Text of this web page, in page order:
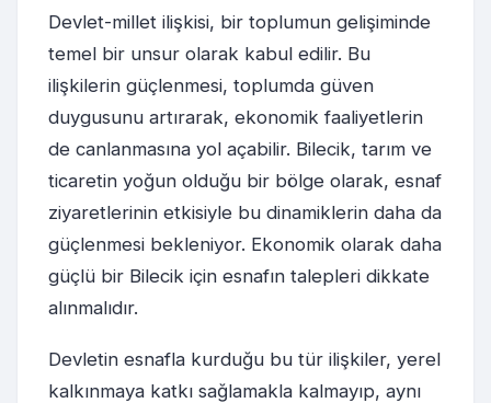
Devlet-millet ilişkisi, bir toplumun gelişiminde
temel bir unsur olarak kabul edilir. Bu
ilişkilerin güçlenmesi, toplumda güven
duygusunu artırarak, ekonomik faaliyetlerin
de canlanmasına yol açabilir. Bilecik, tarım ve
ticaretin yoğun olduğu bir bölge olarak, esnaf
ziyaretlerinin etkisiyle bu dinamiklerin daha da
güçlenmesi bekleniyor. Ekonomik olarak daha
güçlü bir Bilecik için esnafın talepleri dikkate
alınmalıdır.
Devletin esnafla kurduğu bu tür ilişkiler, yerel
kalkınmaya katkı sağlamakla kalmayıp, aynı